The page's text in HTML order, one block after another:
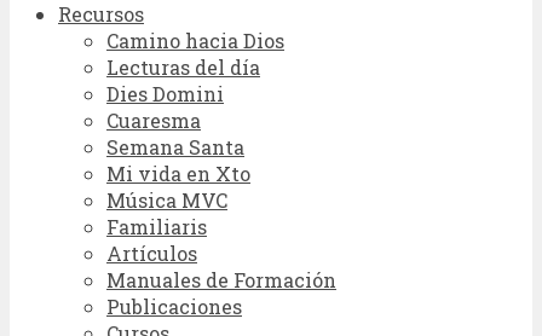
Recursos
Camino hacia Dios
Lecturas del día
Dies Domini
Cuaresma
Semana Santa
Mi vida en Xto
Música MVC
Familiaris
Artículos
Manuales de Formación
Publicaciones